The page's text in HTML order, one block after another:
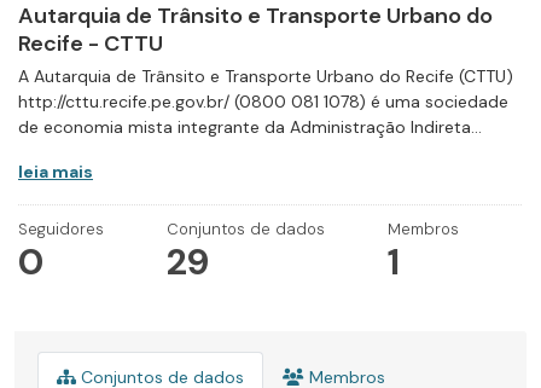
Autarquia de Trânsito e Transporte Urbano do
Recife - CTTU
A Autarquia de Trânsito e Transporte Urbano do Recife (CTTU)
http://cttu.recife.pe.gov.br/ (0800 081 1078) é uma sociedade
de economia mista integrante da Administração Indireta...
leia mais
Seguidores
0
Conjuntos de dados
29
Membros
1
Conjuntos de dados Membros